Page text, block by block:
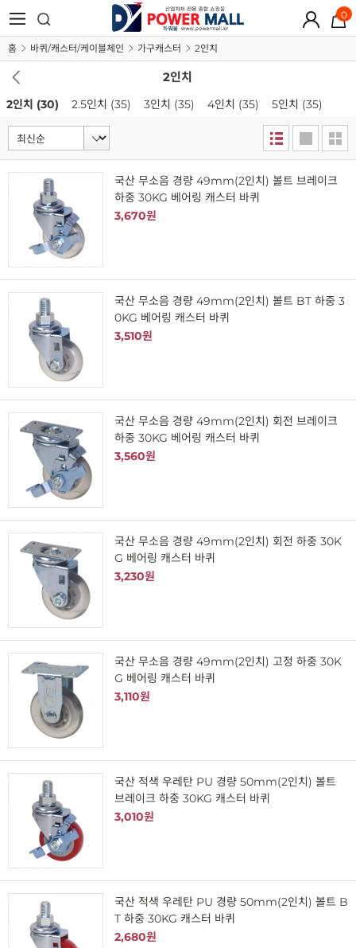
0
홈 바퀴/캐스터/케이블체인 가구캐스터 2인치
2인치
2인치 (30) 2.5인치 (35) 3인치 (35) 4인치 (35) 5인치 (35)
국산 무소음 경량 49mm(2인치) 볼트 브레이크
하중 30KG 베어링 캐스터 바퀴
3,670원
국산 무소음 경량 49mm(2인치) 볼트 BT 하중 3
0KG 베어링 캐스터 바퀴
3,510원
국산 무소음 경량 49mm(2인치) 회전 브레이크
하중 30KG 베어링 캐스터 바퀴
3,560원
국산 무소음 경량 49mm(2인치) 회전 하중 30K
G 베어링 캐스터 바퀴
3,230원
국산 무소음 경량 49mm(2인치) 고정 하중 30K
G 베어링 캐스터 바퀴
3,110원
국산 적색 우레탄 PU 경량 50mm(2인치) 볼트
브레이크 하중 30KG 캐스터 바퀴
3,010원
국산 적색 우레탄 PU 경량 50mm(2인치) 볼트 B
T 하중 30KG 캐스터 바퀴
2,680원